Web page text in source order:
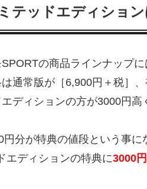
テッドエディショ
の商品ラインナップ
通常版が［6,900円＋税］
ディションの方が3000円高
円分が特典の値段という事
エディションの特典に3000